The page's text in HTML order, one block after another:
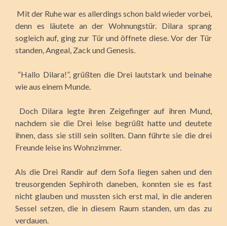
Mit der Ruhe war es allerdings schon bald wieder vorbei,
denn es läutete an der Wohnungstür. Dilara sprang
sogleich auf, ging zur Tür und öffnete diese. Vor der Tür
standen, Angeal, Zack und Genesis.
“Hallo Dilara!”, grüßten die Drei lautstark und beinahe
wie aus einem Munde.
Doch Dilara legte ihren Zeigefinger auf ihren Mund,
nachdem sie die Drei leise begrüßt hatte und deutete
ihnen, dass sie still sein sollten. Dann führte sie die drei
Freunde leise ins Wohnzimmer.
Als die Drei Randir auf dem Sofa liegen sahen und den
treusorgenden Sephiroth daneben, konnten sie es fast
nicht glauben und mussten sich erst mal, in die anderen
Sessel setzen, die in diesem Raum standen, um das zu
verdauen.